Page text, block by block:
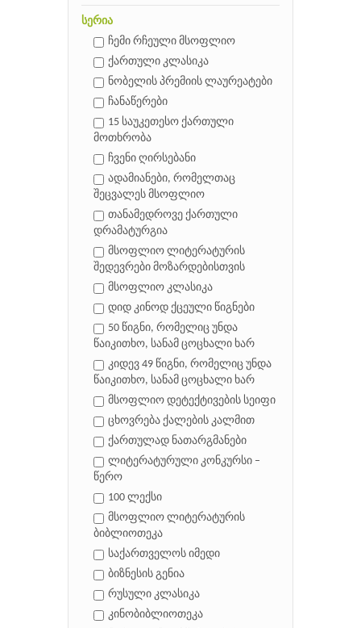
სერია
ჩემი რჩეული მსოფლიო
ქართული კლასიკა
ნობელის პრემიის ლაურეატები
ჩანაწერები
15 საუკეთესო ქართული
მოთხრობა
ჩვენი ღირსებანი
ადამიანები, რომელთაც
შეცვალეს მსოფლიო
თანამედროვე ქართული
დრამატურგია
მსოფლიო ლიტერატურის
შედევრები მოზარდებისთვის
მსოფლიო კლასიკა
დიდ კინოდ ქცეული წიგნები
50 წიგნი, რომელიც უნდა
წაიკითხო, სანამ ცოცხალი ხარ
კიდევ 49 წიგნი, რომელიც უნდა
წაიკითხო, სანამ ცოცხალი ხარ
მსოფლიო დეტექტივების სეიფი
ცხოვრება ქალების კალმით
ქართულად ნათარგმანები
ლიტერატურული კონკურსი –
წერო
100 ლექსი
მსოფლიო ლიტერატურის
ბიბლიოთეკა
საქართველოს იმედი
ბიზნესის გენია
რუსული კლასიკა
კინობიბლიოთეკა